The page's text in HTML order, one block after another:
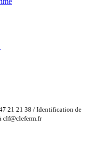
21 21 38 / Identification de
clf@cleferm.fr